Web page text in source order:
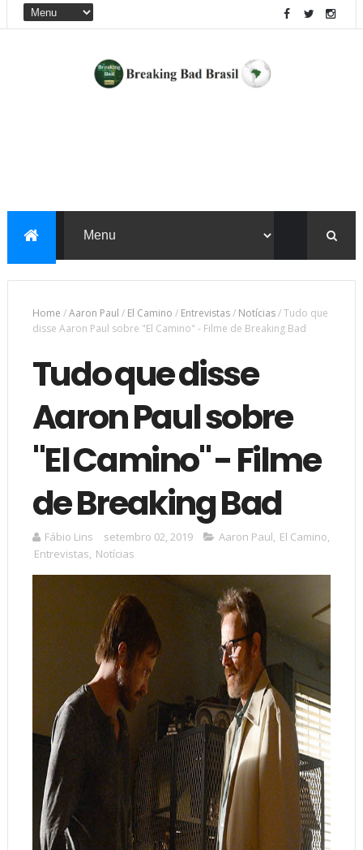
Home /Aaron Paul / El Camino / Entrevistas/ Notícias/Tudo que
disse Aaron Paul sobre "El Camino" - Filme de Breaking Bad
Tudo que disse
Aaron Paul sobre
"El Camino" - Filme
de Breaking Bad
Fábio Lins setembro 02, 2019 Aaron Paul, El Camino,
Entrevistas, Notícias